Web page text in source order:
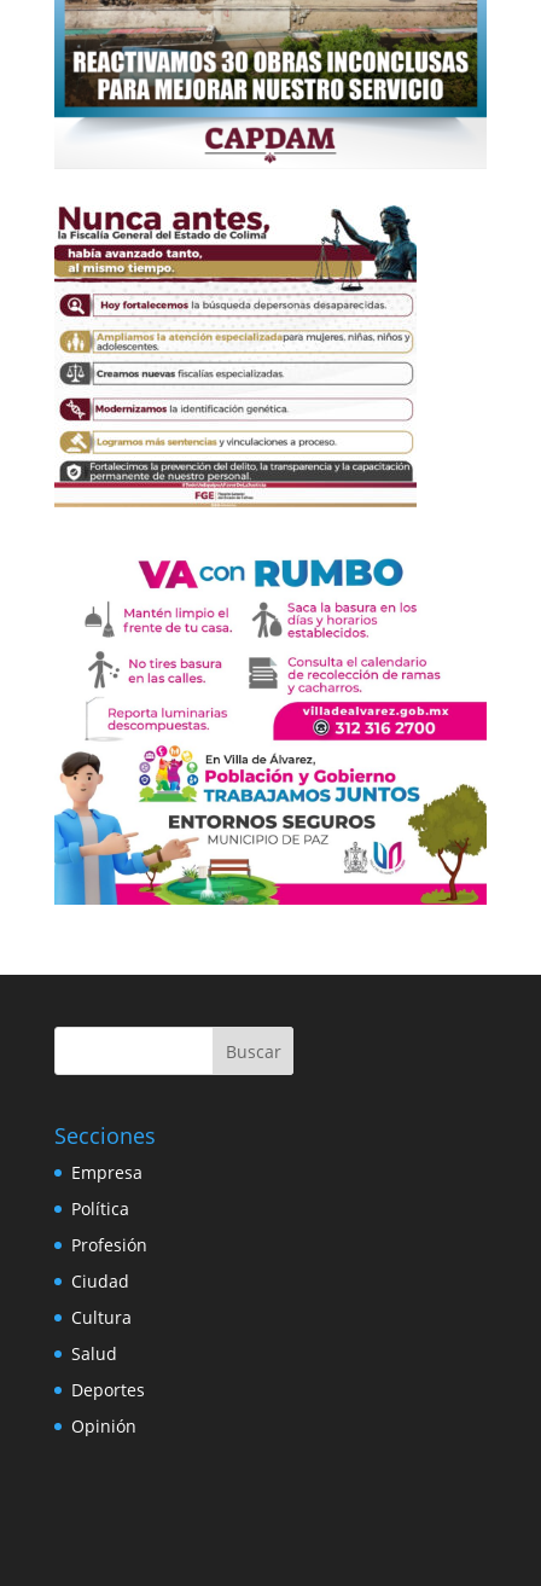
Buscar
Secciones
Empresa
Política
Profesión
Ciudad
Cultura
Salud
Deportes
Opinión